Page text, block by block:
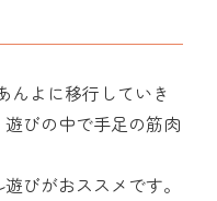
んよに移行していき
びの中で手足の筋肉
びがおススメです。